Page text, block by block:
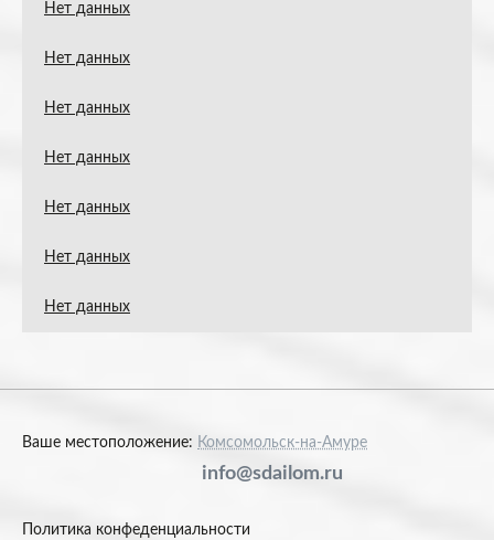
Нет данных
Нет данных
Нет данных
Нет данных
Нет данных
Нет данных
Нет данных
Ваше местоположение: Комсомольск-на-Амуре
info@sdailom.ru
Политика конфеденциальности